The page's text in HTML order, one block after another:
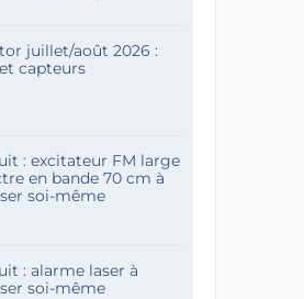
juillet/août 2026 :
capteurs
: excitateur FM large
en bande 70 cm à
soi-même
: alarme laser à
soi-même